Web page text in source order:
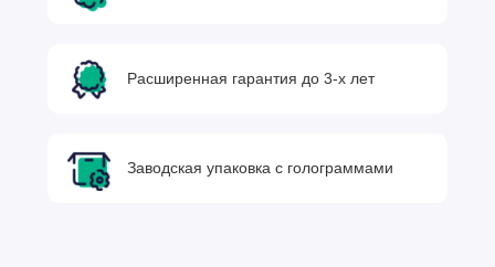
Расширенная гарантия до 3-х лет
Заводская упаковка с голограммами